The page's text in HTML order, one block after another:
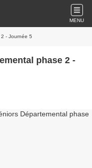
MENU
- Journée 5
phase 2 -